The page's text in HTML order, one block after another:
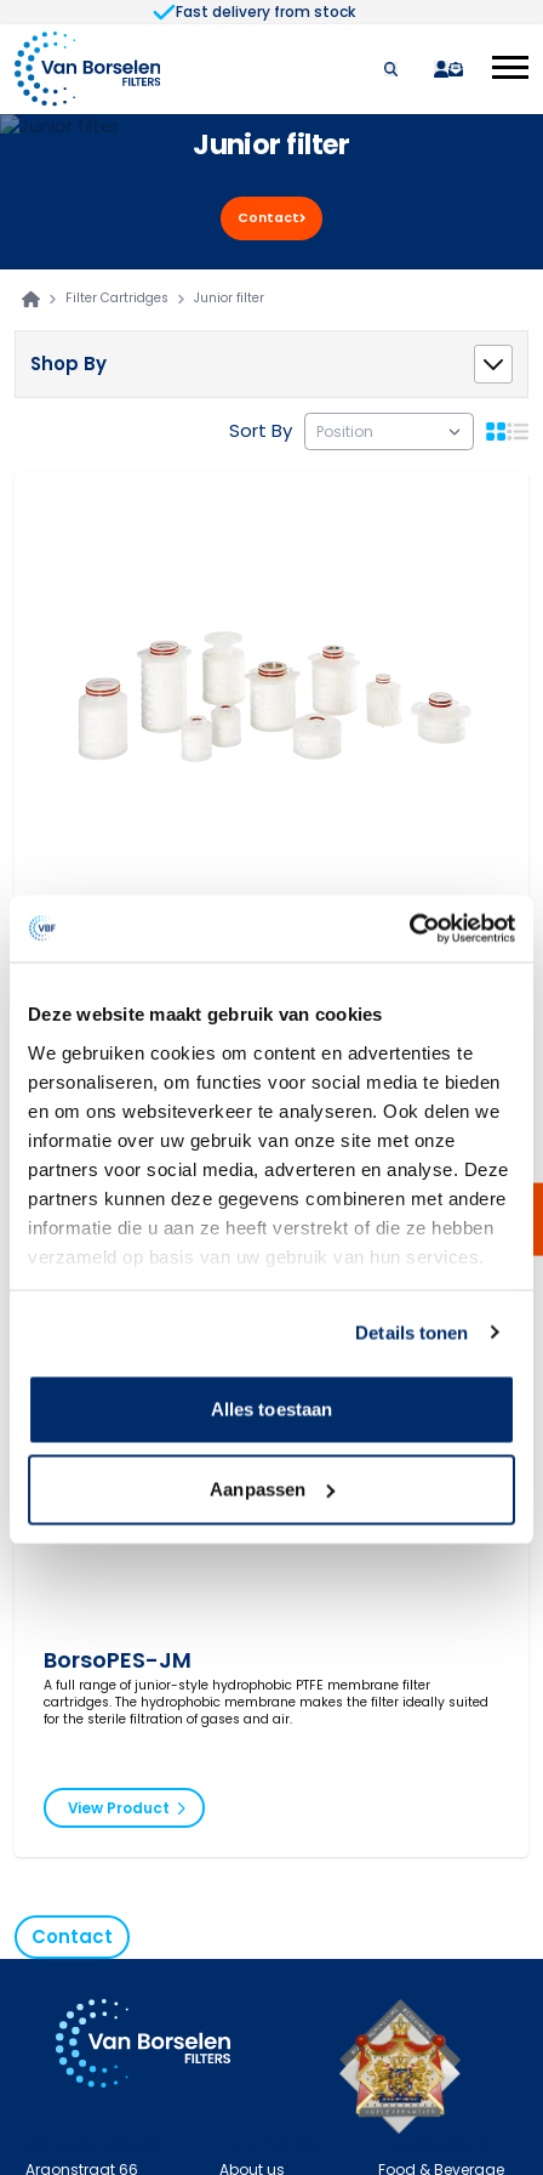
Deze website maakt gebruik van cookies
We gebruiken cookies om content en advertenties te
personaliseren, om functies voor social media te bieden
en om ons websiteverkeer te analyseren. Ook delen we
informatie over uw gebruik van onze site met onze
partners voor social media, adverteren en analyse. Deze
partners kunnen deze gegevens combineren met andere
informatie die u aan ze heeft verstrekt of die ze hebben
verzameld op basis van uw gebruik van hun services.
Details tonen
Alles toestaan
Aanpassen
Fast delivery from stock
Skip to Content
quote
Junior filter
Contact
Filter Cartridges Junior filter
Shop By
Sort By
The hydrophobic membrane makes the filter ideally suited for sterile
View Product
BorsoPES-JM
A full range of junior-style hydrophobic PTFE membrane filter
cartridges. The hydrophobic membrane makes the filter ideally suited
for the sterile filtration of gases and air.
View Product
Contact
Argonstraat 66 About us Food & Beverage